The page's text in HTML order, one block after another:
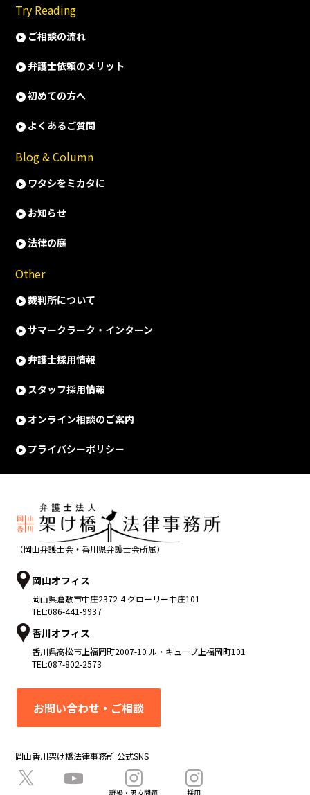
Try Reading
ご相談の流れ
弁護士依頼のメリット
初めての方へ
よくあるご質問
Blog & Column
ワタシをミカタに
お知らせ
法律の庭
Other
裁判所について
サマークラーク・インターン
弁護士採用情報
スタッフ採用情報
オンライン相談のご案内
プライバシーポリシー
（岡山弁護士会・香川県弁護士会所属）
岡山オフィス
岡山県倉敷市中庄2372-4 グローリー中庄101
TEL:086-441-9937
香川オフィス
香川県高松市 上福岡町2007-10 ル・キューブ上福岡町101
TEL:087-802-2573
お問い合わせ・ご相談
岡山香川架け橋法律事務所 公式SNS
離婚・男女問題 採用